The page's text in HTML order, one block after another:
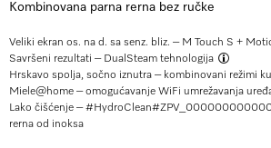
Kombinovana parna rerna bez ručke
Veliki ekran os. na d. sa senz. bliz. – M Touch S +
Savršeni rezultati – DualSteam tehnologija
Hrskavo spolja, sočno iznutra – kombinovani režimi
Miele@home – omogućavanje WiFi umrežavanja
Lako čišćenje – #HydroClean#
rerna od inoksa